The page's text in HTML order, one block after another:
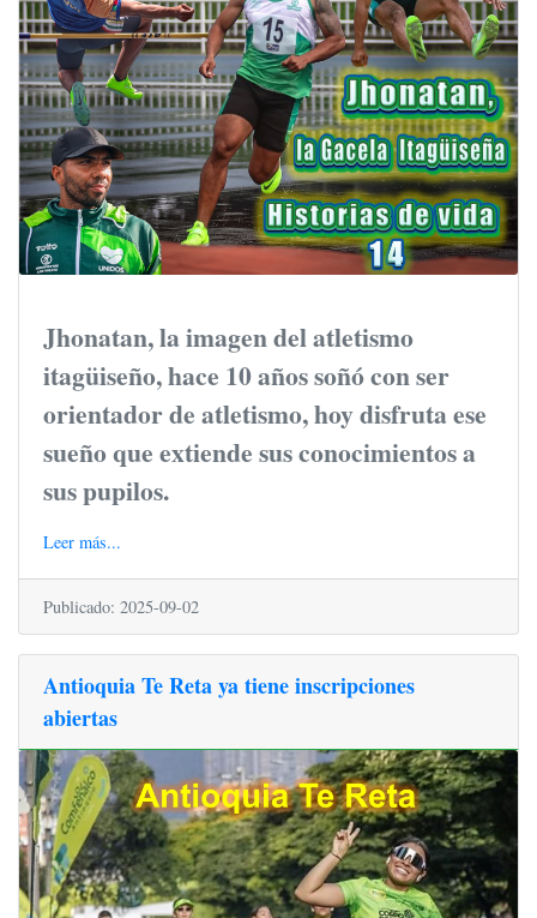
Jhonatan, la imagen del atletismo
itagüiseño, hace 10 años soñó con ser
orientador de atletismo, hoy disfruta ese
sueño que extiende sus conocimientos a
sus pupilos.
Leer más...
Publicado: 2025-09-02
Antioquia Te Reta ya tiene inscripciones
abiertas